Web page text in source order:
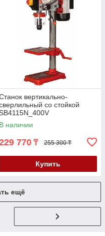
вертикально-
со стойкой
В наличии
770 ₸ 255 300 ₸
Купить
ещё